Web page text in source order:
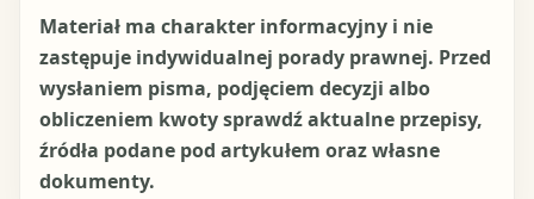
Materiał ma charakter informacyjny i nie
zastępuje indywidualnej porady prawnej. Przed
wysłaniem pisma, podjęciem decyzji albo
obliczeniem kwoty sprawdź aktualne przepisy,
źródła podane pod artykułem oraz własne
dokumenty.